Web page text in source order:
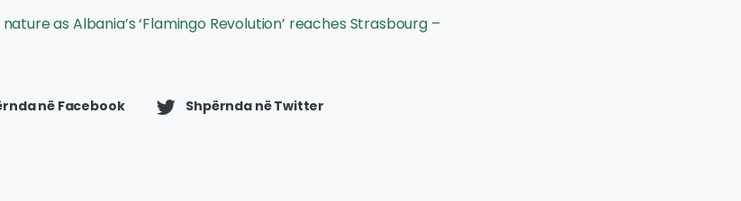
as Albania’s ‘Flamingo Revolution’ reaches Strasbourg –
në Facebook Shpërnda në Twitter